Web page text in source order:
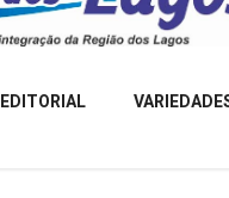
EDITORIAL